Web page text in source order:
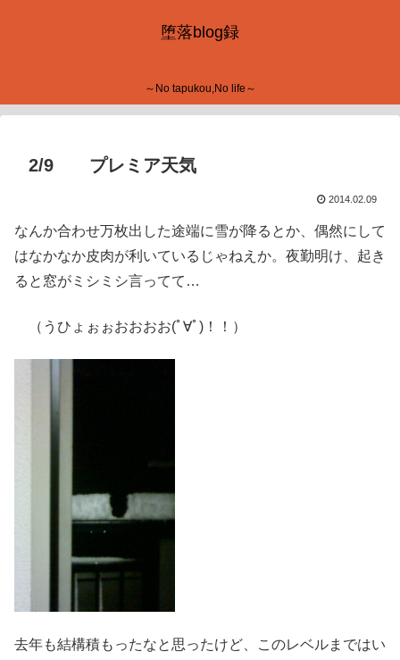
堕落blog録
～No tapukou,No life～
2/9 プレミア天気
2014.02.09
なんか合わせ万枚出した途端に雪が降るとか、偶然にして
はなかなか皮肉が利いているじゃねえか。夜勤明け、起き
ると窓がミシミシ言ってて…
（うひょぉぉおおおお(ﾟ∀ﾟ)！！）
去年も結構積もったなと思ったけど、このレベルまではい